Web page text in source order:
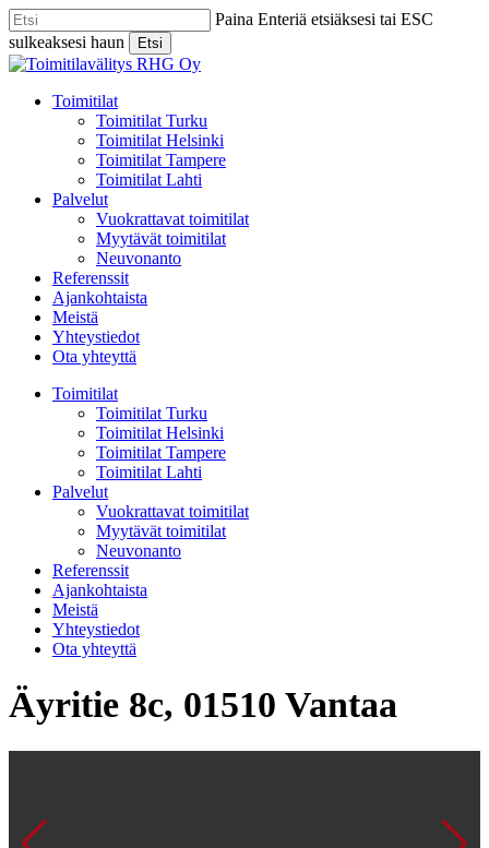
Skip
to
main
content
Paina Enteriä etsiäksesi tai ESC
sulkeaksesi haun
Etsi
Close
Menu
Toimitilat
Toimitilat Turku
Toimitilat Helsinki
Toimitilat Tampere
Toimitilat Lahti
Palvelut
Vuokrattavat toimitilat
Myytävät toimitilat
Neuvonanto
Referenssit
Ajankohtaista
Meistä
Yhteystiedot
Ota yhteyttä
Toimitilat
Toimitilat Turku
Toimitilat Helsinki
Toimitilat Tampere
Toimitilat Lahti
Palvelut
Vuokrattavat toimitilat
Myytävät toimitilat
Neuvonanto
Referenssit
Ajankohtaista
Meistä
Yhteystiedot
Ota yhteyttä
Äyritie 8c, 01510 Vantaa